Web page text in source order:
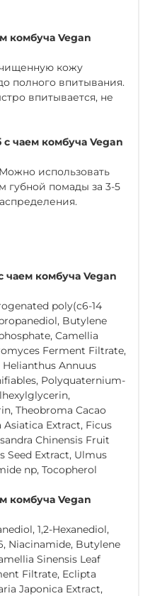
комбуча Vegan
кожу
полного впитывания.
впитывается, не
с чаем комбуча Vegan
использовать
губной помады за 3-5
чаем комбуча Vegan
poly(c6-14
Butylene
Camellia
Ferment Filtrate,
Helianthus Annuus
Polyquaternium-
Theobroma Cacao
Asiatica Extract, Ficus
Chinensis Fruit
Seed Extract, Ulmus
np, Tocopherol
комбуча Vegan
1,2-Hexanediol,
Niacinamide, Butylene
Sinensis Leaf
Filtrate, Eclipta
Japonica Extract,